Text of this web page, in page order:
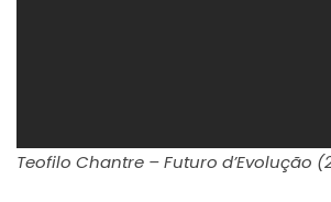
Teofilo Chantre – Futuro d’Evolução